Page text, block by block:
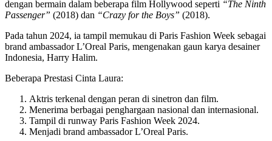
dengan bermain dalam beberapa film Hollywood seperti “The Ninth
Passenger” (2018) dan “Crazy for the Boys” (2018).
Pada tahun 2024, ia tampil memukau di Paris Fashion Week sebagai
brand ambassador L’Oreal Paris, mengenakan gaun karya desainer
Indonesia, Harry Halim.
Beberapa Prestasi Cinta Laura:
Aktris terkenal dengan peran di sinetron dan film.
Menerima berbagai penghargaan nasional dan internasional.
Tampil di runway Paris Fashion Week 2024.
Menjadi brand ambassador L’Oreal Paris.